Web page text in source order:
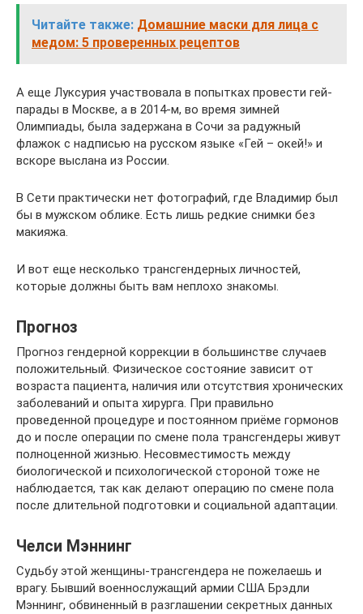
Читайте также: Домашние маски для лица с
медом: 5 проверенных рецептов
А еще Луксурия участвовала в попытках провести гей-
парады в Москве, а в 2014-м, во время зимней
Олимпиады, была задержана в Сочи за радужный
флажок с надписью на русском языке «Гей – окей!» и
вскоре выслана из России.
В Сети практически нет фотографий, где Владимир был
бы в мужском облике. Есть лишь редкие снимки без
макияжа.
И вот еще несколько трансгендерных личностей,
которые должны быть вам неплохо знакомы.
Прогноз
Прогноз гендерной коррекции в большинстве случаев
положительный. Физическое состояние зависит от
возраста пациента, наличия или отсутствия хронических
заболеваний и опыта хирурга. При правильно
проведенной процедуре и постоянном приёме гормонов
до и после операции по смене пола трансгендеры живут
полноценной жизнью. Несовместимость между
биологической и психологической стороной тоже не
наблюдается, так как делают операцию по смене пола
после длительной подготовки и социальной адаптации.
Челси Мэннинг
Судьбу этой женщины-трансгендера не пожелаешь и
врагу. Бывший военнослужащий армии США Брэдли
Мэннинг, обвиненный в разглашении секретных данных